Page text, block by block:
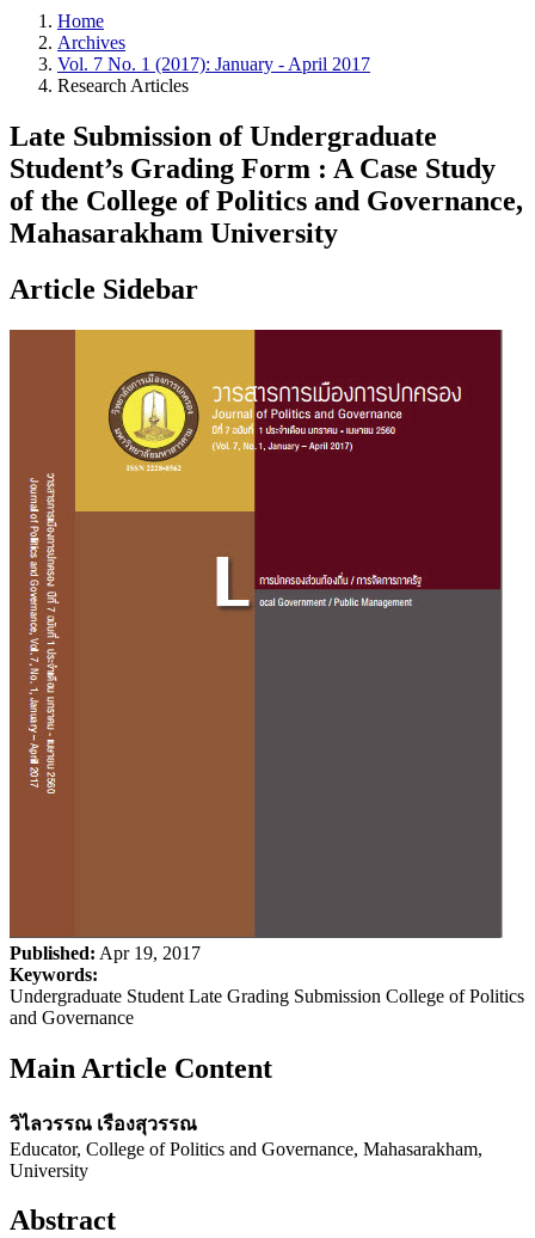
Home
Archives
Vol. 7 No. 1 (2017): January - April 2017
Research Articles
Late Submission of Undergraduate
Student’s Grading Form : A Case Study
of the College of Politics and Governance,
Mahasarakham University
Article Sidebar
Published: Apr 19, 2017
Keywords:
Undergraduate Student Late Grading Submission College of Politics
and Governance
Main Article Content
วิไลวรรณ เรืองสุวรรณ
Educator, College of Politics and Governance, Mahasarakham,
University
Abstract